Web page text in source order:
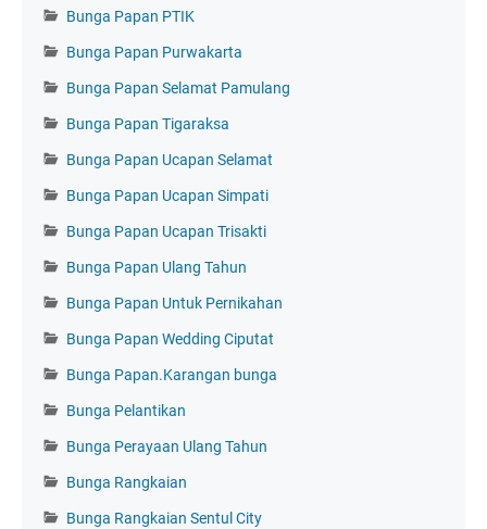
Bunga Papan PTIK
Bunga Papan Purwakarta
Bunga Papan Selamat Pamulang
Bunga Papan Tigaraksa
Bunga Papan Ucapan Selamat
Bunga Papan Ucapan Simpati
Bunga Papan Ucapan Trisakti
Bunga Papan Ulang Tahun
Bunga Papan Untuk Pernikahan
Bunga Papan Wedding Ciputat
Bunga Papan.Karangan bunga
Bunga Pelantikan
Bunga Perayaan Ulang Tahun
Bunga Rangkaian
Bunga Rangkaian Sentul City